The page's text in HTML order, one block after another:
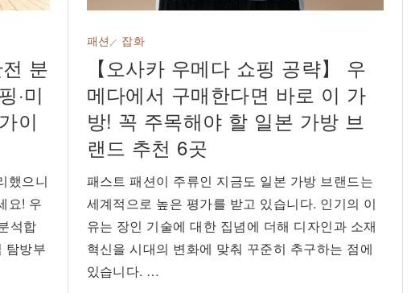
분
·미
이
했으니
요! 우
석합
탐방부
패션 잡화
【오사카 우메다 쇼핑 공략】 우
메다에서 구매한다면 바로 이 가
방! 꼭 주목해야 할 일본 가방 브
랜드 추천 6곳
패스트 패션이 주류인 지금도 일본 가방 브랜드는
세계적으로 높은 평가를 받고 있습니다. 인기의 이
유는 장인 기술에 대한 집념에 더해 디자인과 소재
혁신을 시대의 변화에 맞춰 꾸준히 추구하는 점에
있습니다. …